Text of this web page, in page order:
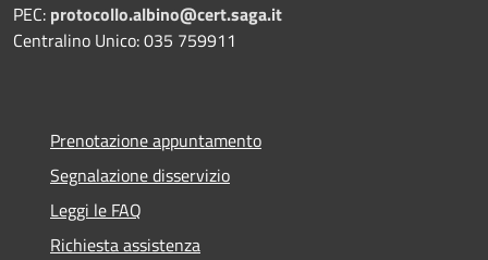
PEC: protocollo.albino@cert.saga.it
Centralino Unico: 035 759911
Prenotazione appuntamento
Segnalazione disservizio
Leggi le FAQ
Richiesta assistenza